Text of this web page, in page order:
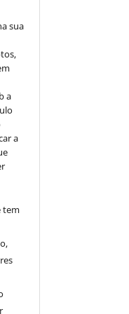
sua
a
a
tem